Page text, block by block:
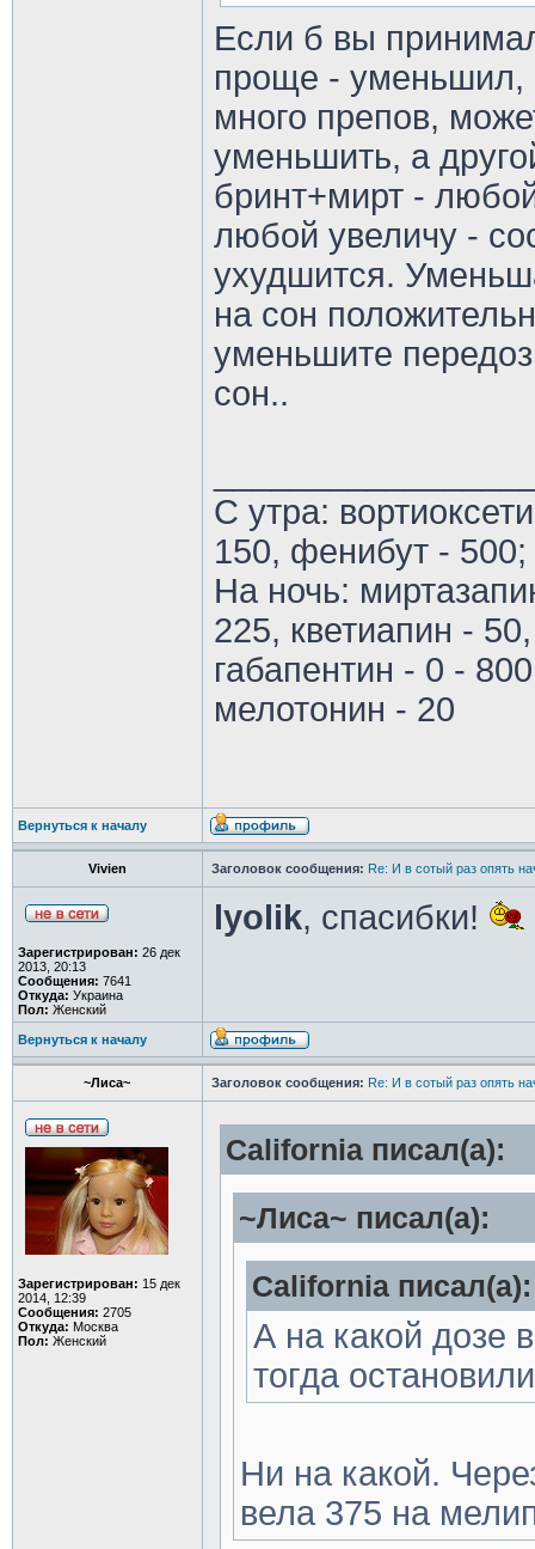
Если б вы
проще - уменьшил,
много препов,
уменьшить, а
бринт+мирт -
любой увеличу -
ухудшится.
на сон
уменьшите
сон..
С утра:
150, фенибут - 500;
На ночь:
225, кветиапин -
габапентин - 0 -
мелотонин - 20
Вернуться к началу
Vivien Заголовок сообщения: Re: И в сотый раз опять
Зарегистрирован: 26 дек
2013, 20:13
Сообщения: 7641
Откуда: Украина
Пол: Женский
lyolik, спасибки!
Вернуться к началу
~Лиса~ Заголовок сообщения: Re: И в сотый раз опять
Зарегистрирован: 15 дек
2014, 12:39
Сообщения: 2705
Откуда: Москва
Пол: Женский
California писал(а):
~Лиса~ писал(а):
California писал(а):
А на какой дозе
тогда
Ни на какой.
вела 375 на